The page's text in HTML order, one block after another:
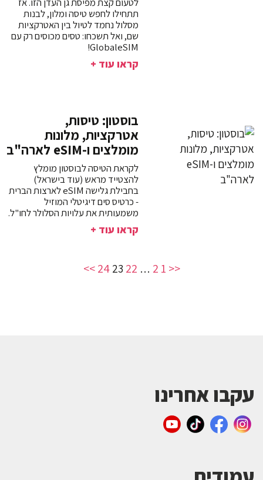
תתחילו לחפש טיסה ומלון, לבנות
מסלול נחמד לטיול בין האטרקציות
שם, ואל תשכחו: טסים מכוסים רק עם
GlobaleSIM!
קראו עוד +
בוסטון: טיסות,
אטרקציות, מלונות
מומלצים ו-eSIM לארה"ב
לקראת הטיסה לבוסטון מומלץ
להצטייד מראש (עוד בישראל)
בחבילת גלישה eSIM לארצות הברית
- כרטיס סים דיגיטלי המוזיל
משמעותית את עלויות הסלולר לחו"ל.
קראו עוד +
<<
1
2
…
22
23
24
>>
עקבו אחרינו